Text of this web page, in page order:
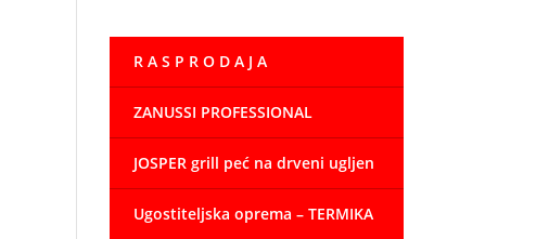
R A S P R O D A J A
ZANUSSI PROFESSIONAL
JOSPER grill peć na drveni ugljen
Ugostiteljska oprema – TERMIKA